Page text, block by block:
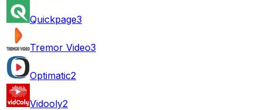
Quickpage3
Tremor Video3
Optimatic2
Vidooly2